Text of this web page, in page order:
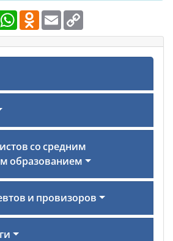
TelegramWhatsAppOdnoklassniki
Email
со средним
образованием
и провизоров